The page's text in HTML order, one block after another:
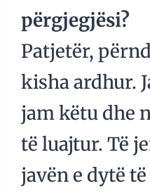
përgjegjësi?
Patjetër,
kisha ardhur.
jam këtu dhe
të luajtur. Të
javën e dytë